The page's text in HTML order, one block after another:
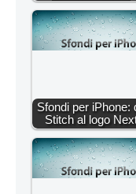
Sfondi per iPhone:
Stitch al logo